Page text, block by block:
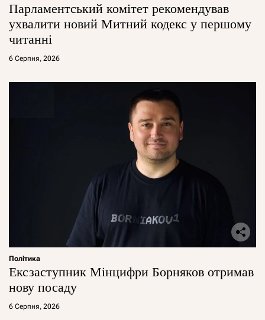
Парламентський комітет рекомендував
ухвалити новий Митний кодекс у першому
читанні
6 Серпня, 2026
Політика
Ексзаступник Мінцифри Борняков отримав
нову посаду
6 Серпня, 2026